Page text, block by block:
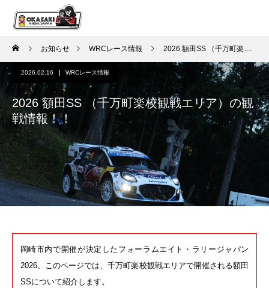
お知らせ WRCレース情報 2026 額田SS （千万町楽校観戦エリア）の観戦情報！！
2026.02.16 WRCレース情報
2026 額田SS （千万町楽校観戦エリア）の観
戦情報！！
岡崎市内で開催が決定したフォーラムエイト・ラリージャパン
2026、このページでは、千万町楽校観戦エリアで開催される額田
SSについて紹介します。